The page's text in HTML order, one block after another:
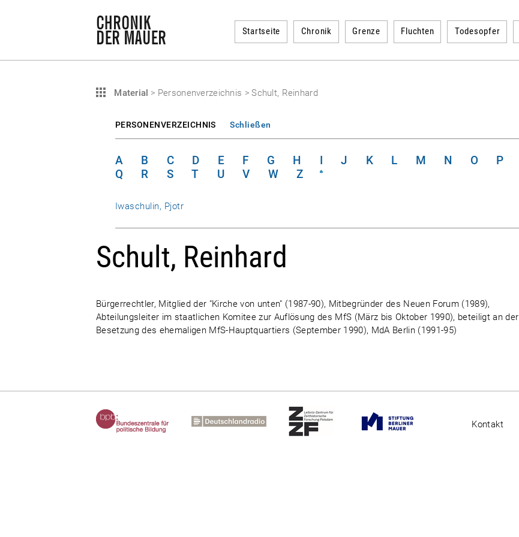
Startseite Chronik Grenze Fluchten Todesopfer
Material > Personenverzeichnis > Schult, Reinhard
PERSONENVERZEICHNIS Schließen
A B C D E F G H I J K L M N O
P
Q
R S T U V W Z
Iwaschulin, Pjotr
Schult, Reinhard
Bürgerrechtler, Mitglied der "Kirche von unten" (1987-90), Mitbegründer des Neuen Forum (1989),
Abteilungsleiter im staatlichen Komitee zur Auflösung des MfS (März bis Oktober 1990), beteiligt an der
Besetzung des ehemaligen MfS-Hauptquartiers (September 1990), MdA Berlin (1991-95)
Kontakt